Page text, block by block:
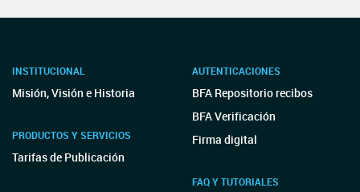
INSTITUCIONAL
Misión, Visión e Historia
PRODUCTOS Y SERVICIOS
Tarifas de Publicación
AUTENTICACIONES
BFA Repositorio recibos
BFA Verificación
Firma digital
FAQ Y TUTORIALES